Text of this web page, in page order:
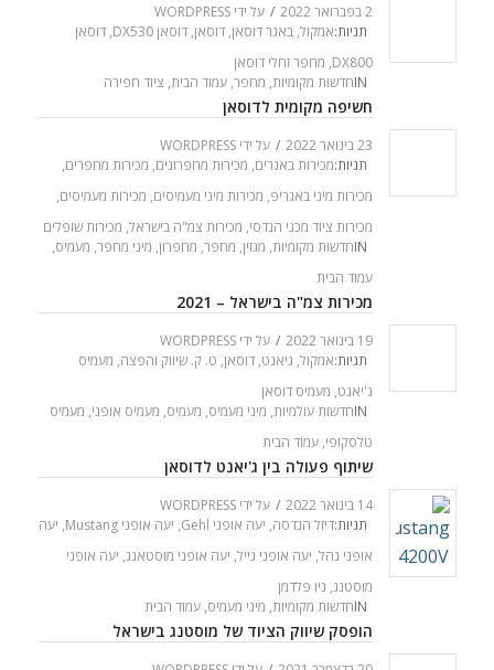
2 בפברואר 2022 / על ידי WORDPRESS
INחדשות מקומיות, מחפר, עמוד הבית, ציוד חפירה
תגיות:אמקול, באגר דוסאן, דוסאן, דוסאן DX530 , דוסאן
DX800
, מחפר זחלי דוסאן
חשיפה מקומית לדוסאן
23 בינואר 2022 / על ידי WORDPRESS
INחדשות מקומיות, מגזין, מחפר, מחפרון, מיני מחפר, מעמיס,
עמוד הבית
תגיות:מכירות באגרים, מכירות מחפרונים, מכירות מחפרים,
מכירות מיני באגריפ, מכירות מיני מעמיסים, מכירות מעמיסים,
מכירות ציוד מכני הנדסי, מכירות צמ"ה בישראל, מכירות שופלים
מכירות צמ"ה בישראל – 2021
19 בינואר 2022 / על ידי WORDPRESS
INחדשות עולמיות, מיני מעמיס, מעמיס, מעמיס אופני, מעמיס
טלסקופי, עמוד הבית
תגיות:אמקול, גיאנט, דוסאן, ט. ק. שיווק והפצה, מעמיס
ג'יאנט, מעמיס דוסאן
שיתוף פעולה בין ג'יאנט לדוסאן
14 בינואר 2022 / על ידי WORDPRESS
INחדשות מקומיות, מיני מעמיס, עמוד הבית
תגיות:דיזל הנדסה, יעה אופני Gehl , יעה אופני Mustang , יעה
אופני גהל, יעה אופני גייל, יעה אופני מוסטאנג, יעה אופני
מוסטנג, ניו פלדמן
הופסק שיווק הציוד של מוסטנג בישראל